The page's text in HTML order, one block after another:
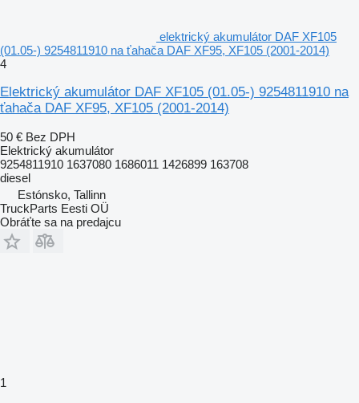
elektrický akumulátor DAF XF105
(01.05-) 9254811910 na ťahača DAF XF95, XF105 (2001-2014)
4
Elektrický akumulátor DAF XF105 (01.05-) 9254811910 na
ťahača DAF XF95, XF105 (2001-2014)
50 € Bez DPH
Elektrický akumulátor
9254811910 1637080 1686011 1426899 163708
diesel
Estónsko, Tallinn
TruckParts Eesti OÜ
Obráťte sa na predajcu
1